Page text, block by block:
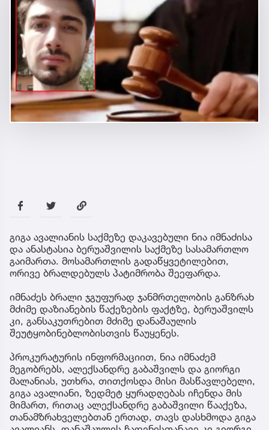
გიგა ავალიანის საქმეზე დაკავებული ნია იმნაძისა
და ანასტასია ბერუაშვილის საქმეზე სასამართლო
გაიმართა. მოსამართლის გადაწყვეტილებით,
ორივე ბრალდებულს პატიმრობა შეეფარდა.
იმნაძეს ბრალი ჯგუფურად ჯანმრთელობის განზრახ
მძიმე დაზიანების წაქეზების ფაქტზე, ბერუაშვილს
კი, განსაკუთრებით მძიმე დანაშაულის
შეუტყობინებლობისთვის წაუყენეს.
პროკურატურის ინფორმაციით, ნია იმნაძემ
მეგობრებს, ალექსანდრე გაბაშვილს და გიორგი
მალანიას, უთხრა, თითქოსდა მისი მასწავლებელი,
გიგა ავალიანი, ზედმეტ ყურადღებას იჩენდა მის
მიმართ, რითაც ალექსანდრე გაბაშვილი წააქეზა,
თანამზრახველებთან ერთად, თავს დასხმოდა გიგა